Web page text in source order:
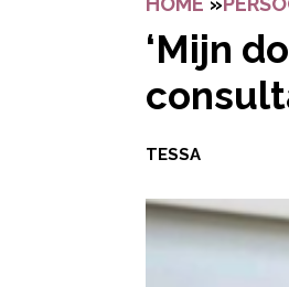
‘Mijn
TESSA